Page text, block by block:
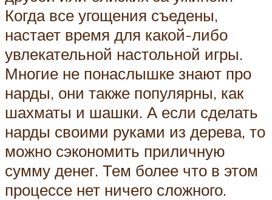
Когда все угощения съедены,
настает время для какой-либо
увлекательной настольной игры.
Многие не понаслышке знают про
нарды, они также популярны, как
шахматы и шашки. А если сделать
нарды своими руками из дерева, то
можно сэкономить приличную
сумму денег. Тем более что в этом
процессе нет ничего сложного.